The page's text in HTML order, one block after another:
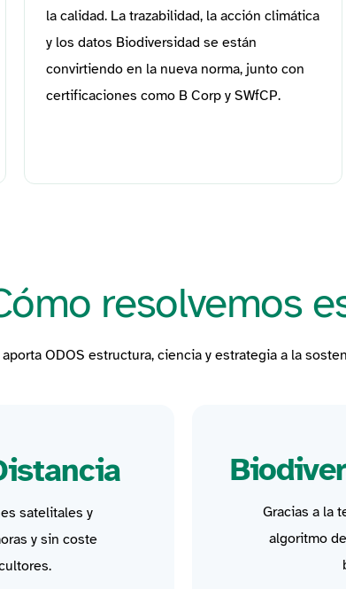
la calidad. La trazabilidad, la acción climática
y los datos Biodiversidad se están
convirtiendo en la nueva norma, junto con
certificaciones como B Corp y SWfCP.
resolvemos
ODOS estructura, ciencia y estrategia a la
satelitales y
y sin coste
Gracias a la
algoritmo